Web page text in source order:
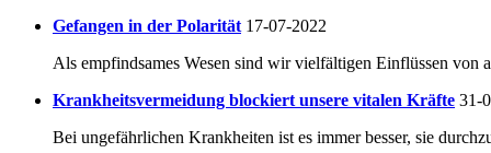
Gefangen in der Polarität 17-07-2022
Als empfindsames Wesen sind wir vielfältigen Einflüssen von
Krankheitsvermeidung blockiert unsere vitalen Kräfte 31-
Bei ungefährlichen Krankheiten ist es immer besser, sie